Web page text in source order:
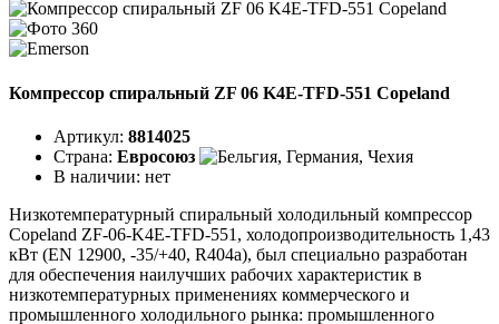
Компрессор спиральный ZF 06 K4E-TFD-551 Copeland
Артикул: 8814025
Страна: Евросоюз
В наличии: нет
Низкотемпературный спиральный холодильный компрессор
Copeland ZF-06-K4E-TFD-551, холодопроизводительность 1,43
кВт (EN 12900, -35/+40, R404a), был специально разработан
для обеспечения наилучших рабочих характеристик в
низкотемпературных применениях коммерческого и
промышленного холодильного рынка: промышленного